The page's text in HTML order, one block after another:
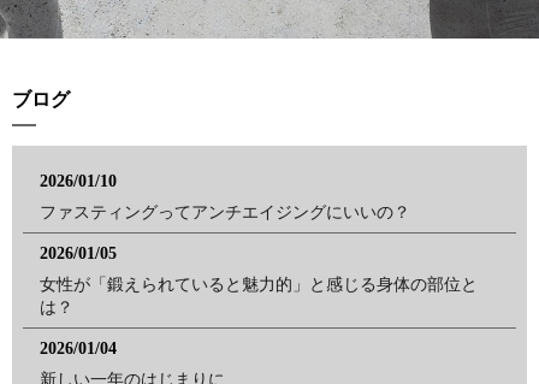
ブログ
2026/01/10
ファスティングってアンチエイジングにいいの？
2026/01/05
女性が「鍛えられていると魅力的」と感じる身体の部位と
は？
2026/01/04
新しい一年のはじまりに